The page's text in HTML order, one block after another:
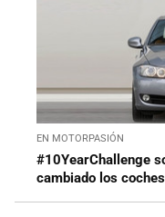
EN MOTORPASIÓN
#10YearChallenge
cambiado los